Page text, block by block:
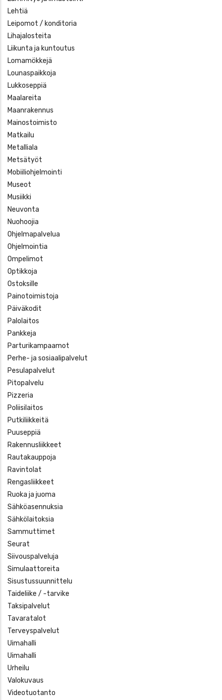
Lehtiä
Leipomot / konditoria
Lihajalosteita
Liikunta ja kuntoutus
Lomamökkejä
Lounaspaikkoja
Lukkoseppiä
Maalareita
Maanrakennus
Mainostoimisto
Matkailu
Metalliala
Metsätyöt
Mobiiliohjelmointi
Museot
Musiikki
Neuvonta
Nuohoojia
Ohjelmapalvelua
Ohjelmointia
Ompelimot
Optikkoja
Ostoksille
Painotoimistoja
Päiväkodit
Palolaitos
Pankkeja
Parturikampaamot
Perhe- ja sosiaalipalvelut
Pesulapalvelut
Pitopalvelu
Pizzeria
Poliisilaitos
Putkiliikkeitä
Puuseppiä
Rakennusliikkeet
Rautakauppoja
Ravintolat
Rengasliikkeet
Ruoka ja juoma
Sähköasennuksia
Sähkölaitoksia
Sammuttimet
Seurat
Siivouspalveluja
Simulaattoreita
Sisustussuunnittelu
Taideliike / -tarvike
Taksipalvelut
Tavaratalot
Terveyspalvelut
Uimahalli
Uimahalli
Urheilu
Valokuvaus
Videotuotanto